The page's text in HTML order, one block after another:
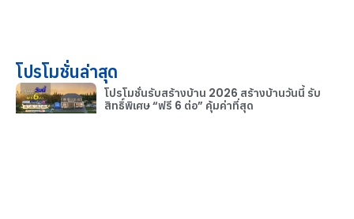
โปรโมชั่นล่าสุด
โปรโมชั่นรับสร้างบ้าน 2026 สร้างบ้านวันนี้ รับ
สิทธิ์พิเศษ “ฟรี 6 ต่อ” คุ้มค่าที่สุด